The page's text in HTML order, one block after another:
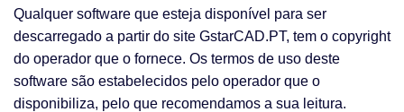
Qualquer software que esteja disponível para ser
descarregado a partir do site GstarCAD.PT, tem o copyright
do operador que o fornece. Os termos de uso deste
software são estabelecidos pelo operador que o
disponibiliza, pelo que recomendamos a sua leitura.